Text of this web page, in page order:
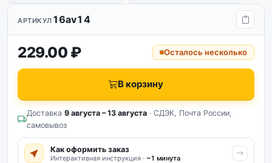
АРТИКУЛ 16av14
229.00 ₽ Осталось несколько
В корзину
Доставка 9 августа – 13 августа · СДЭК, Почта России,
самовывоз
Как оформить заказ
Интерактивная инструкция · ~1 минута